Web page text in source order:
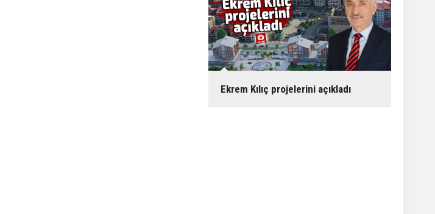
Ekrem Kılıç projelerini açıkladı